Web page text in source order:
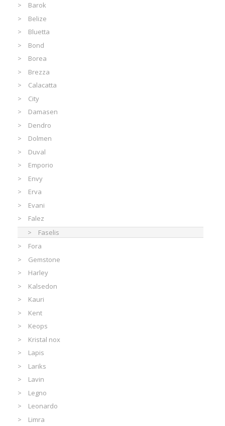
Barok
Belize
Bluetta
Bond
Borea
Brezza
Calacatta
City
Damasen
Dendro
Dolmen
Duval
Emporio
Envy
Erva
Evani
Falez
Faselis
Fora
Gemstone
Harley
Kalsedon
Kauri
Kent
Keops
Kristal nox
Lapis
Lariks
Lavin
Legno
Leonardo
Limra